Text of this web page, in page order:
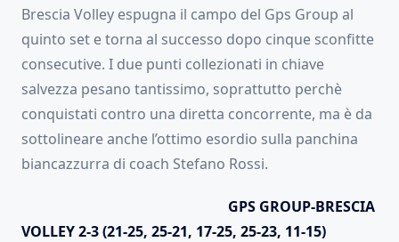
Brescia Volley espugna il campo del Gps Group al
quinto set e torna al successo dopo cinque sconfitte
consecutive. I due punti collezionati in chiave
salvezza pesano tantissimo, soprattutto perchè
conquistati contro una diretta concorrente, ma è da
sottolineare anche l’ottimo esordio sulla panchina
biancazzurra di coach Stefano Rossi.
GPS GROUP-BRESCIA
VOLLEY 2-3 (21-25, 25-21, 17-25, 25-23, 11-15)